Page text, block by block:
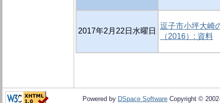
2017年2月22日水曜日
逗子市小坪大崎
（2016）: 資料
Powered by DSpace Software Copyright ©